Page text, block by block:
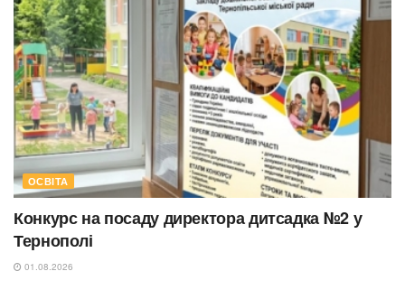
ОСВІТА
Конкурс на посаду директора дитсадка №2 у
Тернополі
01.08.2026